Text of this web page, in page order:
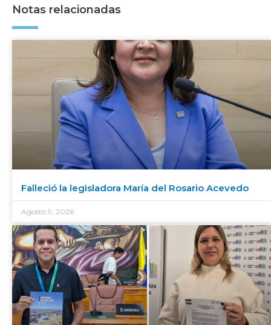
Notas relacionadas
Falleció la legisladora María del Rosario Acevedo
Agosto 9, 2026